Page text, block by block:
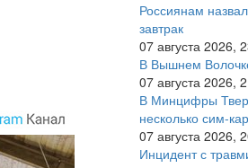
Россиянам
завтрак
07 августа 2026,
В Вышнем
07 августа 2026,
В Минцифры
несколько сим-
07 августа 2026,
Инцидент с